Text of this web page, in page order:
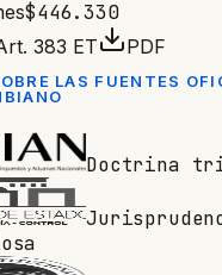
$446.330
383 ET PDF
LAS FUENTES
Doctrina